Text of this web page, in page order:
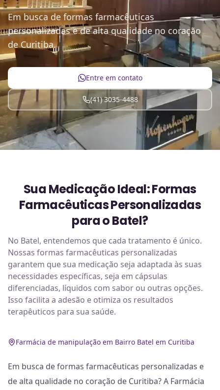
Em busca de formas farmacêuticas
personalizadas e de alta qualidade no coração
de Curitiba.
Entre em contato
(41) 3035-4488
Sua Medicação Ideal: Formas
Farmacêuticas Personalizadas
para o Batel?
No Batel, entendemos que cada tratamento é único.
Nossas formas farmacêuticas personalizadas
garantem que sua medicação seja adaptada às suas
necessidades específicas, seja em cápsulas
diferenciadas, líquidos com sabor ou outras opções.
Isso facilita a adesão e otimiza os resultados
terapêuticos para sua saúde.
Farmácia de manipulação em Bairro Batel em Curitiba
Em busca de formas farmacêuticas personalizadas e
de alta qualidade no coração de Curitiba? A Farmácia